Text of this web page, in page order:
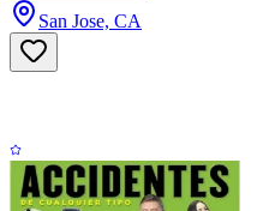
San Jose, CA